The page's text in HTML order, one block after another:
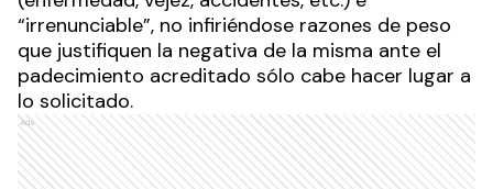
“irrenunciable”, no infiriéndose razones de peso
que justifiquen la negativa de la misma ante el
padecimiento acreditado sólo cabe hacer lugar a
lo solicitado.
Ads